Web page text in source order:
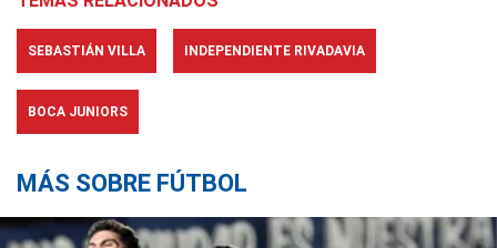
SEBASTIÁN VILLA INDEPENDIENTE RIVADAVIA
BOCA JUNIORS
MÁS SOBRE FÚTBOL